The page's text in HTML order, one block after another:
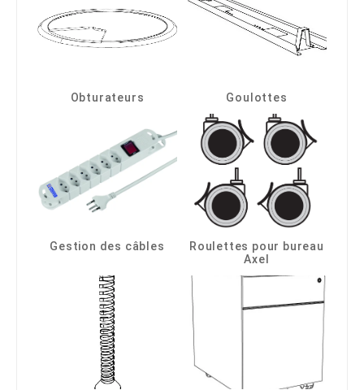
Obturateurs Goulottes
Gestion des câbles
Roulettes pour bureau
Axel